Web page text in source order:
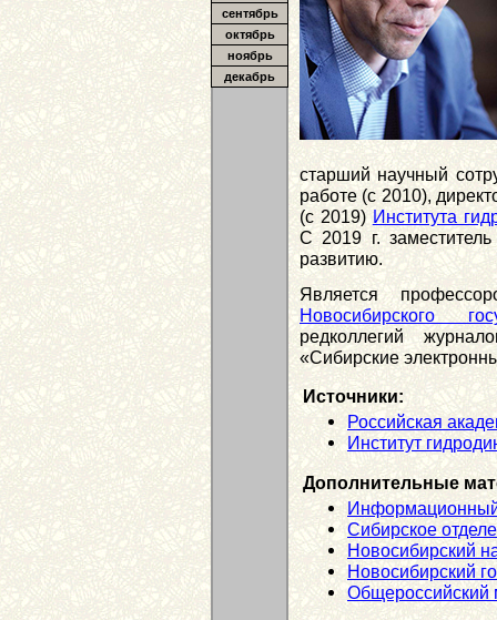
сентябрь
октябрь
ноябрь
декабрь
старший научный
работе (с 2010),
(с 2019) Института
С 2019 г.
развитию.
Является
Новосибирского
редколлегий
«Сибирские
Источники:
Российская
Институт
Дополнительные
Сибирское
Новосибирский
Новосибирский
Общероссийский